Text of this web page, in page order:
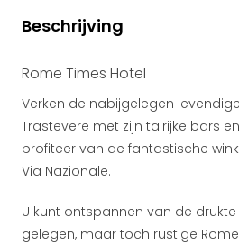
Beschrijving
Rome Times Hotel
Verken de nabijgelegen
Trastevere met zijn talrijke bars
profiteer van de fantastische
Via Nazionale.
U kunt ontspannen van de
gelegen, maar toch rustige Rome